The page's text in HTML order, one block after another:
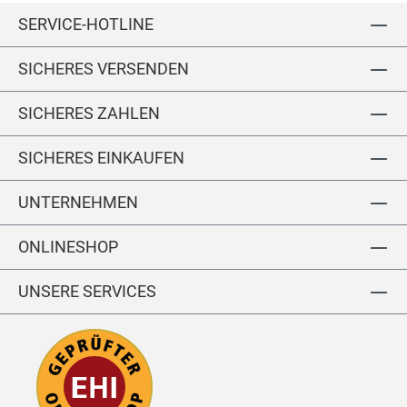
A
ss
SERVICE-HOTLINE
SICHERES VERSENDEN
SICHERES ZAHLEN
SICHERES EINKAUFEN
UNTERNEHMEN
ONLINESHOP
UNSERE SERVICES